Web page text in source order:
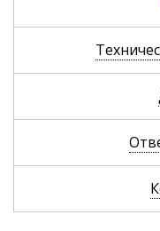
385 350 р.